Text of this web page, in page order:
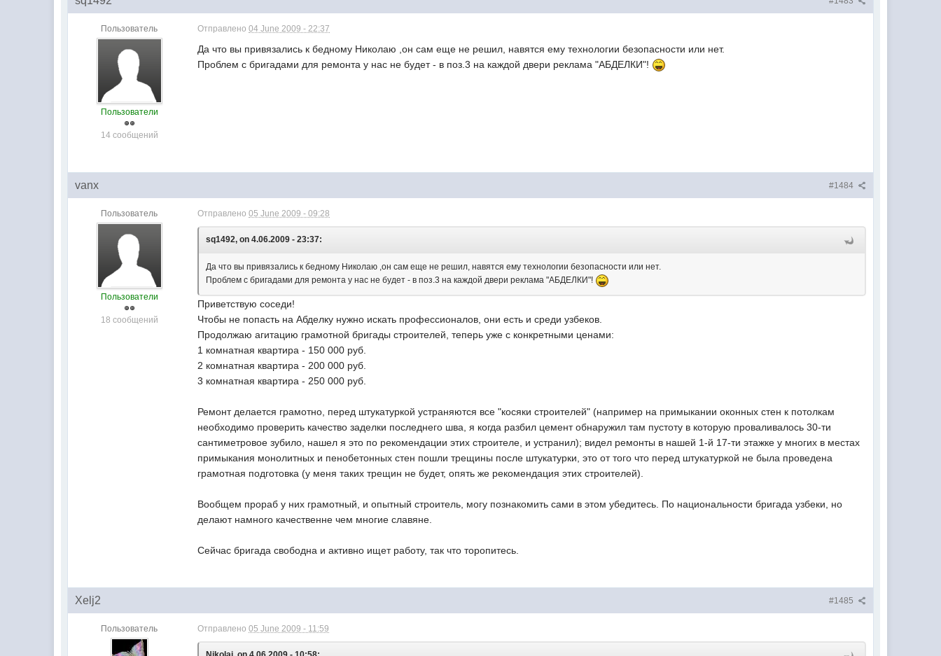
Пользователь
Пользователи
14 сообщений
Отправлено04 June 2009 - 22:37
Да что вы привязались к бедному Николаю ,он сам еще не решил, навятся ему технологии безопасности или нет.
Проблем с бригадами для ремонта у нас не будет - в поз.3 на каждой двери реклама "АБДЕЛКИ"!
#1484
vanx
Пользователь
Пользователи
18 сообщений
Отправлено05 June 2009 - 09:28
sq1492, on 4.06.2009 - 23:37:
Да что вы привязались к бедному Николаю ,он сам еще не решил, навятся ему технологии безопасности или нет.
Проблем с бригадами для ремонта у нас не будет - в поз.3 на каждой двери реклама "АБДЕЛКИ"!
Приветствую соседи!
Чтобы не попасть на Абделку нужно искать профессионалов, они есть и среди узбеков.
Продолжаю агитацию грамотной бригады строителей, теперь уже с конкретными ценами:
1 комнатная квартира - 150 000 руб.
2 комнатная квартира - 200 000 руб.
3 комнатная квартира - 250 000 руб.
Ремонт делается грамотно, перед штукатуркой устраняются все "косяки строителей" (например на примыкании оконных стен к потолкам
необходимо проверить качество заделки последнего шва, я когда разбил цемент обнаружил там пустоту в которую проваливалось 30-ти
сантиметровое зубило, нашел я это по рекомендации этих строителе, и устранил); видел ремонты в нашей 1-й 17-ти этажке у многих в местах
примыкания монолитных и пенобетонных стен пошли трещины после штукатурки, это от того что перед штукатуркой не была проведена
грамотная подготовка (у меня таких трещин не будет, опять же рекомендация этих строителей).
Вообщем прораб у них грамотный, и опытный строитель, могу познакомить сами в этом убедитесь. По национальности бригада узбеки, но
делают намного качественне чем многие славяне.
Сейчас бригада свободна и активно ищет работу, так что торопитесь.
#1485
Xelj2
Пользователь Отправлено05 June 2009 - 11:59